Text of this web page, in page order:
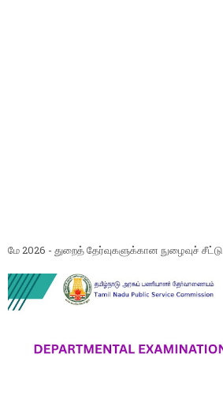
மே 2026 - துறைத் தேர்வுகளுக்கான நுழைவுச்